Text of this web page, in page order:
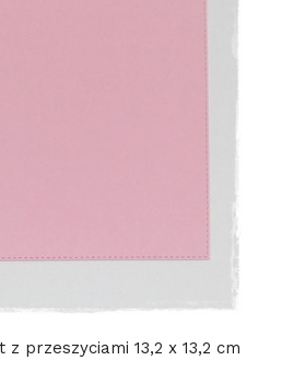
przeszyciami 13,2 x 13,2 cm